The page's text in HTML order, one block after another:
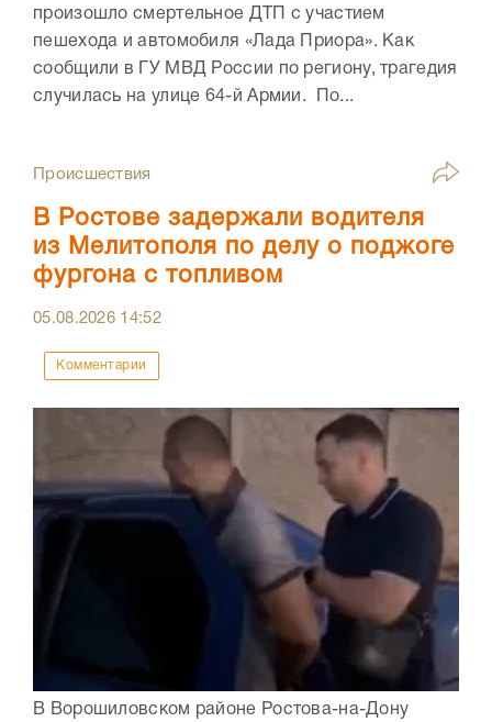
произошло смертельное ДТП с участием
пешехода и автомобиля «Лада Приора». Как
сообщили в ГУ МВД России по региону, трагедия
случилась на улице 64-й Армии. По...
Происшествия
В Ростове задержали водителя
из Мелитополя по делу о поджоге
фургона с топливом
05.08.2026 14:52
Комментарии
В Ворошиловском районе Ростова-на-Дону